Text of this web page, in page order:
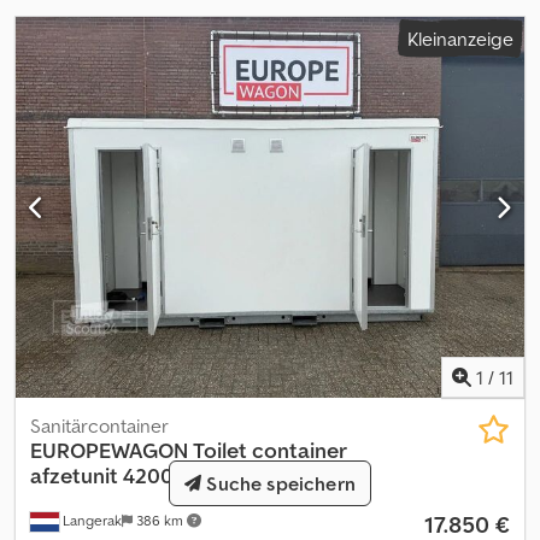
Kleinanzeige
1 / 11
Langerak 386 km
Sanitärcontainer
EUROPEWAGON Toilet container
afzetunit 4200 toiletwagen VOO...
17.850 €
Suche speichern